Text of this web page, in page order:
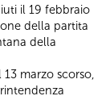
il 19 febbraio
della partita
della
marzo scorso,